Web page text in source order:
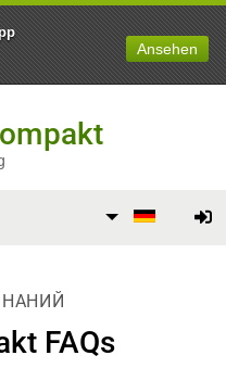
Ansehen
FAQs